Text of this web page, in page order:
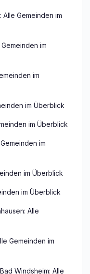
Gemeinden im
im
im
im Überblick
im Überblick
im
im Überblick
im Überblick
Alle
Gemeinden im
Windsheim: Alle